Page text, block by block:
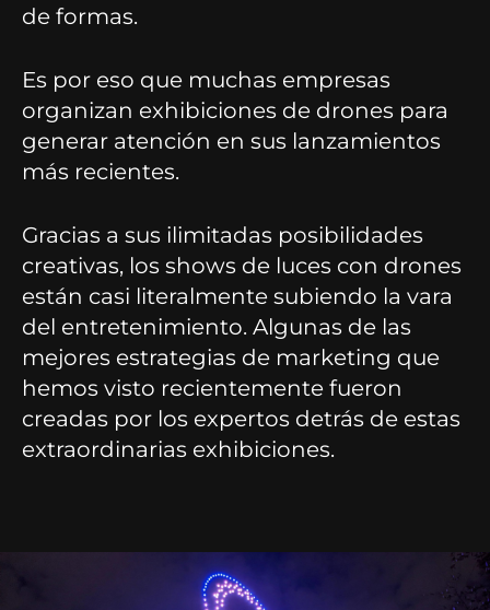
de formas.
Es por eso que muchas empresas
organizan exhibiciones de drones para
generar atención en sus lanzamientos
más recientes.
Gracias a sus ilimitadas posibilidades
creativas, los shows de luces con drones
están casi literalmente subiendo la vara
del entretenimiento. Algunas de las
mejores estrategias de marketing que
hemos visto recientemente fueron
creadas por los expertos detrás de estas
extraordinarias exhibiciones.